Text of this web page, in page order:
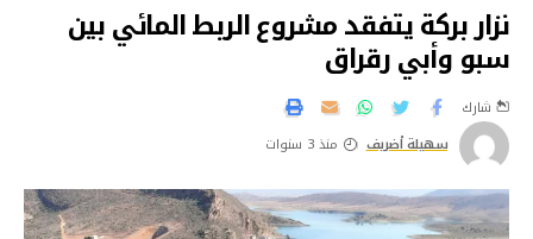
نزار بركة يتفقد مشروع الربط المائي بين
سبو وأبي رقراق
سهيلة أضريف منذ 3 سنوات
شارك